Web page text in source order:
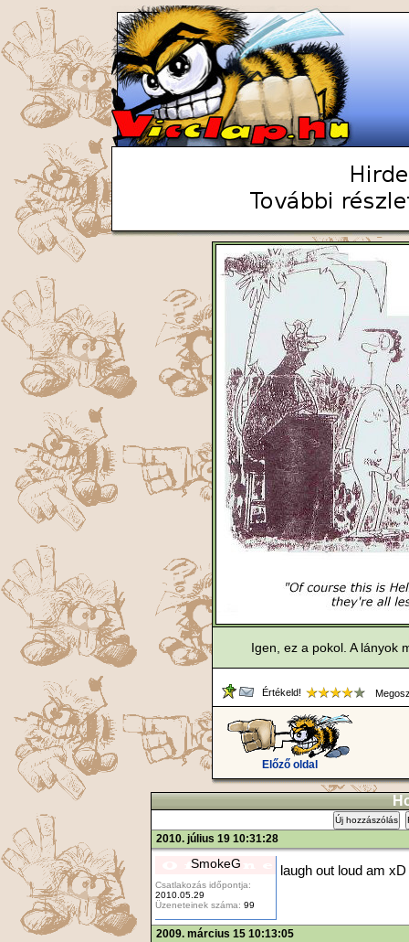
Igen, ez a pokol. A lányok
Értékeld!
Előző oldal
Új hozzászólás
2010. július 19 10:31:28
SmokeG
Csatlakozás időpontja:
2010.05.29
Üzeneteinek száma: 99
laugh out loud am xD
2009. március 15 10:13:05